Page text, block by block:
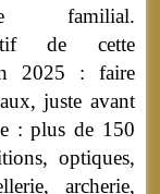
familial.
de cette
2025 : faire
juste avant
: plus de 150
optiques,
archerie,